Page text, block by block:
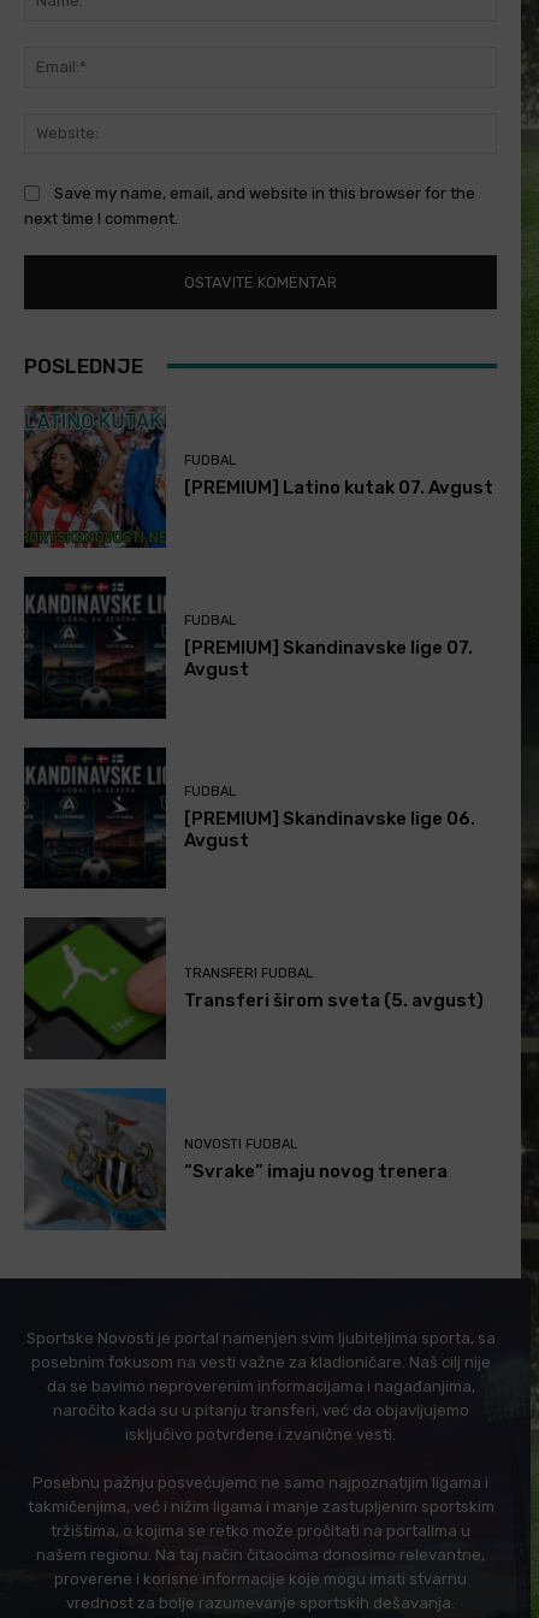
Save my name, email, and website in this browser for the
next time I comment.
POSLEDNJE
FUDBAL
[PREMIUM] Latino kutak 07. Avgust
FUDBAL
[PREMIUM] Skandinavske lige 07.
Avgust
FUDBAL
[PREMIUM] Skandinavske lige 06.
Avgust
TRANSFERI FUDBAL
Transferi širom sveta (5. avgust)
NOVOSTI FUDBAL
“Svrake” imaju novog trenera
Sportske Novosti je portal namenjen svim ljubiteljima sporta, sa
posebnim fokusom na vesti važne za kladioničare. Naš cilj nije
da se bavimo neproverenim informacijama i nagađanjima,
naročito kada su u pitanju transferi, već da objavljujemo
isključivo potvrđene i zvanične vesti.
Posebnu pažnju posvećujemo ne samo najpoznatijim ligama i
takmičenjima, već i nižim ligama i manje zastupljenim sportskim
tržištima, o kojima se retko može pročitati na portalima u
našem regionu. Na taj način čitaocima donosimo relevantne,
proverene i korisne informacije koje mogu imati stvarnu
vrednost za bolje razumevanje sportskih dešavanja.